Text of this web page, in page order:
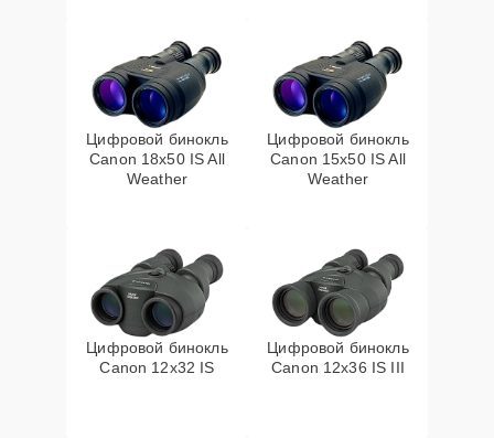
Цифровой бинокль
Canon 18x50 IS All
Weather
Цифровой бинокль
Canon 15x50 IS All
Weather
Цифровой бинокль
Canon 12x32 IS
Цифровой бинокль
Canon 12x36 IS III